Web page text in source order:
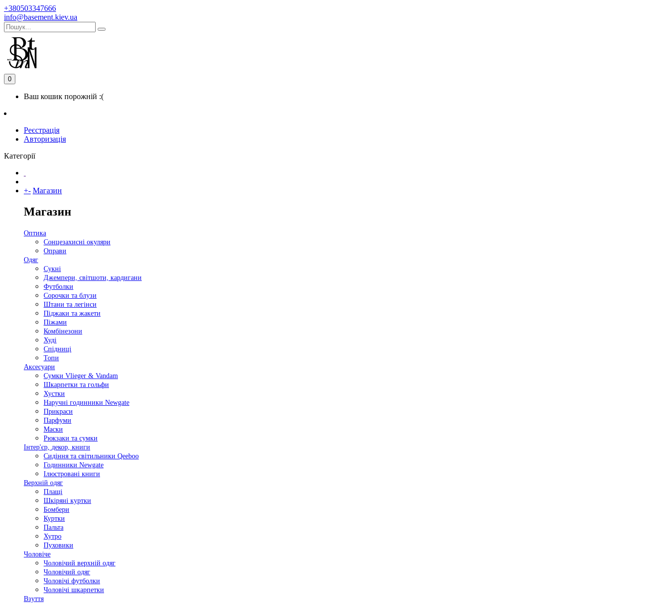
+380503347666
info@basement.kiev.ua
0
Ваш кошик порожній :(
Реєстрація
Авторизація
Категорії
+- Магазин
Магазин
Оптика
Сонцезахисні окуляри
Оправи
Одяг
Сукні
Джемпери, світшоти, кардигани
Футболки
Сорочки та блузи
Штани та легінси
Піджаки та жакети
Піжами
Комбінезони
Худі
Спідниці
Топи
Аксесуари
Сумки Vlieger & Vandam
Шкарпетки та гольфи
Хустки
Наручні годинники Newgate
Прикраси
Парфуми
Маски
Рюкзаки та сумки
Інтер'єр, декор, книги
Сидіння та світильники Qeeboo
Годинники Newgate
Ілюстровані книги
Верхній одяг
Плащі
Шкіряні куртки
Бомбери
Куртки
Пальта
Хутро
Пуховики
Чоловіче
Чоловічий верхній одяг
Чоловічий одяг
Чоловічі футболки
Чоловічі шкарпетки
Взуття